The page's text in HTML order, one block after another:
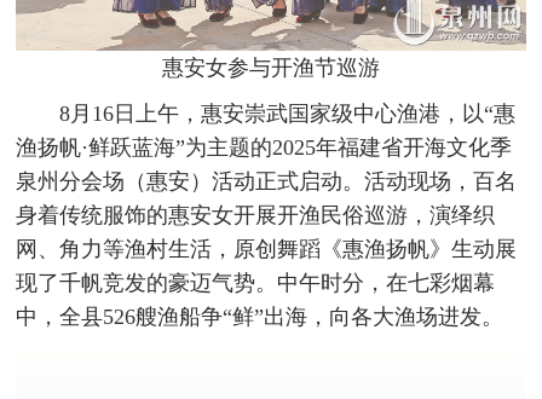
惠安女参与开渔节巡游
8月16日上午，惠安崇武国家级中心渔港，以“惠
渔扬帆·鲜跃蓝海”为主题的2025年福建省开海文化季
泉州分会场（惠安）活动正式启动。活动现场，百名
身着传统服饰的惠安女开展开渔民俗巡游，演绎织
网、角力等渔村生活，原创舞蹈《惠渔扬帆》生动展
现了千帆竞发的豪迈气势。中午时分，在七彩烟幕
中，全县526艘渔船争“鲜”出海，向各大渔场进发。